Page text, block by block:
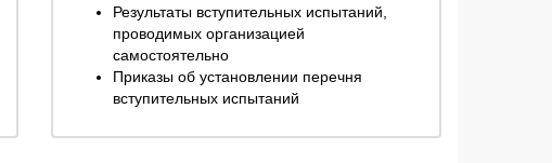
Результаты вступительных испытаний,
проводимых организацией
самостоятельно
Приказы об установлении перечня
вступительных испытаний